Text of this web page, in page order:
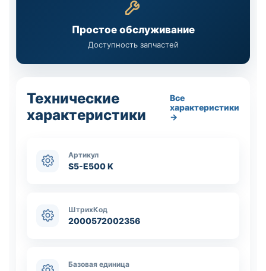
Простое обслуживание
Доступность запчастей
Технические
характеристики
Все
характеристики
→
Артикул
S5-E500 K
ШтрихКод
2000572002356
Базовая единица